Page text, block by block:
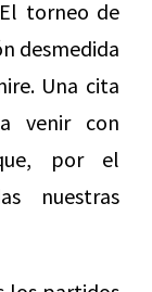
torneo de
desmedida
Una cita
venir con
por el
nuestras